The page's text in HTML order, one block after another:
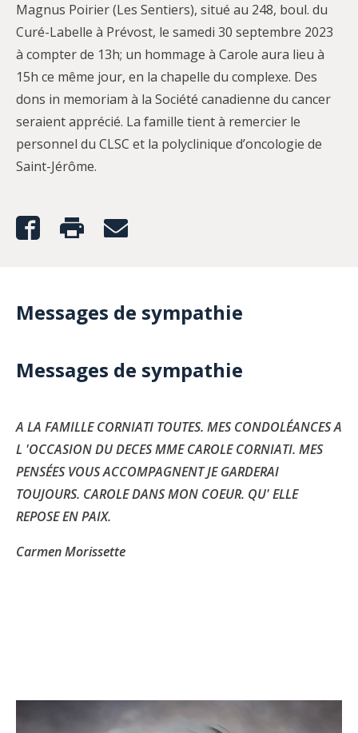
Magnus Poirier (Les Sentiers), situé au 248, boul. du
Curé-Labelle à Prévost, le samedi 30 septembre 2023
à compter de 13h; un hommage à Carole aura lieu à
15h ce même jour, en la chapelle du complexe. Des
dons in memoriam à la Société canadienne du cancer
seraient apprécié. La famille tient à remercier le
personnel du CLSC et la polyclinique d’oncologie de
Saint-Jérôme.
Messages de sympathie
Messages de sympathie
A LA FAMILLE CORNIATI TOUTES. MES CONDOLÉANCES A
L 'OCCASION DU DECES MME CAROLE CORNIATI. MES
PENSÉES VOUS ACCOMPAGNENT JE GARDERAI
TOUJOURS. CAROLE DANS MON COEUR. QU' ELLE
REPOSE EN PAIX.
Carmen Morissette